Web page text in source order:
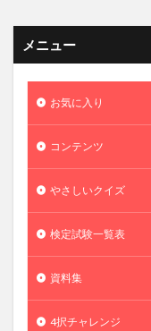
メニュー
お気に入り
コンテンツ
やさしいクイズ
検定試験一覧表
資料集
4択チャレンジ